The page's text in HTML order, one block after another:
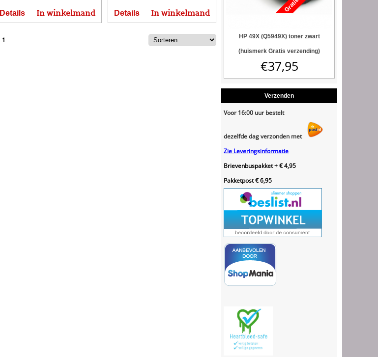
Details In winkelmand Details In winkelmand
1 HP 49X (Q5949X) toner zwart
(huismerk Gratis verzending)
€37,95
Verzenden
Voor 16:00 uur bestelt
dezelfde dag verzonden met
Zie Leveringsinformatie
Brievenbuspakket + € 4,95
Pakketpost € 6,95